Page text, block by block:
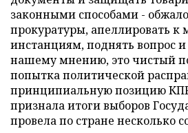
законными способами -
прокуратуры, апеллировать
инстанциям, поднять вопрос и
нашему мнению, это чистый
попытка политической
принципиальную позицию
признала итоги выборов
провела по стране несколько